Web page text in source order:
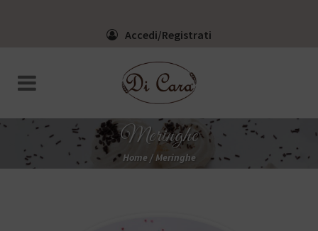
Accedi/Registrati
Meringhe
Home /Meringhe